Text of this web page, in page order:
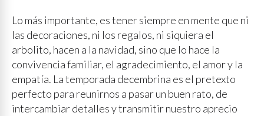
Lo más importante, es tener siempre en mente que ni
las decoraciones, ni los regalos, ni siquiera el
arbolito, hacen a la navidad, sino que lo hace la
convivencia familiar, el agradecimiento, el amor y la
empatía. La temporada decembrina es el pretexto
perfecto para reunirnos a pasar un buen rato, de
intercambiar detalles y transmitir nuestro aprecio